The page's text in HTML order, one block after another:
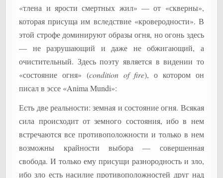
«тлена и ярости смертных жил» — от «скверны»,
которая присуща им вследствие «кроверодности». В
этой строфе доминируют образы огня, но огонь здесь
— не разрушающий и даже не обжигающий, а
очистительный. Здесь поэту является в видении то
«состояние огня» (condition of fire), о котором он
писал в эссе «Anima Mundi»:
Есть две реальности: земная и состояние огня. Всякая
сила происходит от земного состояния, ибо в нем
встречаются все противоположности и только в нем
возможны крайности выбора — совершенная
свобода. И только ему присущи разнородность и зло,
ибо зло есть насилие противоположностей друг над